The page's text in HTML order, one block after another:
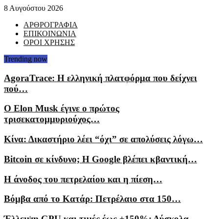
8 Αυγούστου 2026
ΑΡΘΡΟΓΡΑΦΙΑ
ΕΠΙΚΟΙΝΩΝΙΑ
ΟΡΟΙ ΧΡΗΣΗΣ
Trending now
AgoraTrace: Η ελληνική πλατφόρμα που δείχνει
πού…
Ο Elon Musk έγινε ο πρώτος
τρισεκατομμυριούχος…
Κίνα: Δικαστήριο λέει “όχι” σε απολύσεις λόγω…
Bitcoin σε κίνδυνο; Η Google βλέπει κβαντική…
Η άνοδος του πετρελαίου και η πίεση…
Βόμβα από το Κατάρ: Πετρέλαιο στα 150…